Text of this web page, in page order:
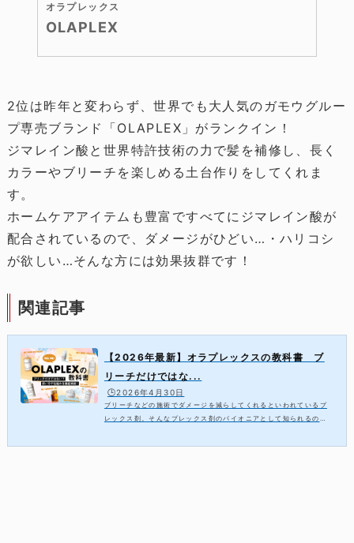
オラプレックス
OLAPLEX
2位は昨年と変わらず、世界でも大人気のガモウグルー
プ専売ブランド「OLAPLEX」がランクイン！
ジマレイン酸と世界特許技術の力で髪を補修し、長く
カラーやブリーチを楽しめる土台作りをしてくれま
す。
ホームケアアイテムも豊富ですべてにジマレイン酸が
配合されているので、ダメージがひどい…・ハリコシ
が欲しい…そんな方には効果抜群です！
関連記事
【2026年最新】オラプレックスの教科書 ブ
リーチだけではな...
🕒️2026年4月30日
ブリーチなどの施術でダメージを減らしてくれるといわれているプ
レックス剤。そんなプレックス剤のパイオニアとして知られるのが
か。ただ、聞いたことはあるものの「実際どの...